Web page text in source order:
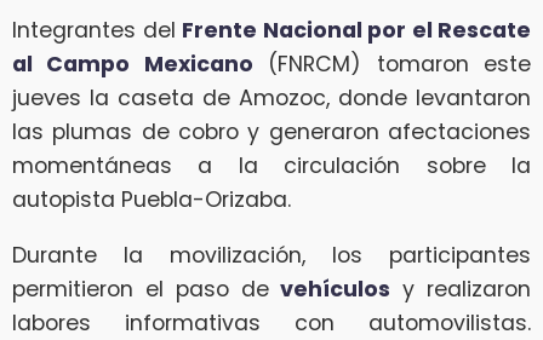
Integrantes del Frente Nacional por el Rescate
al Campo Mexicano (FNRCM) tomaron este
jueves la caseta de Amozoc, donde levantaron
las plumas de cobro y generaron afectaciones
momentáneas a la circulación sobre la
autopista Puebla-Orizaba.
Durante la movilización, los participantes
permitieron el paso devehículos y realizaron
labores informativas con automovilistas.